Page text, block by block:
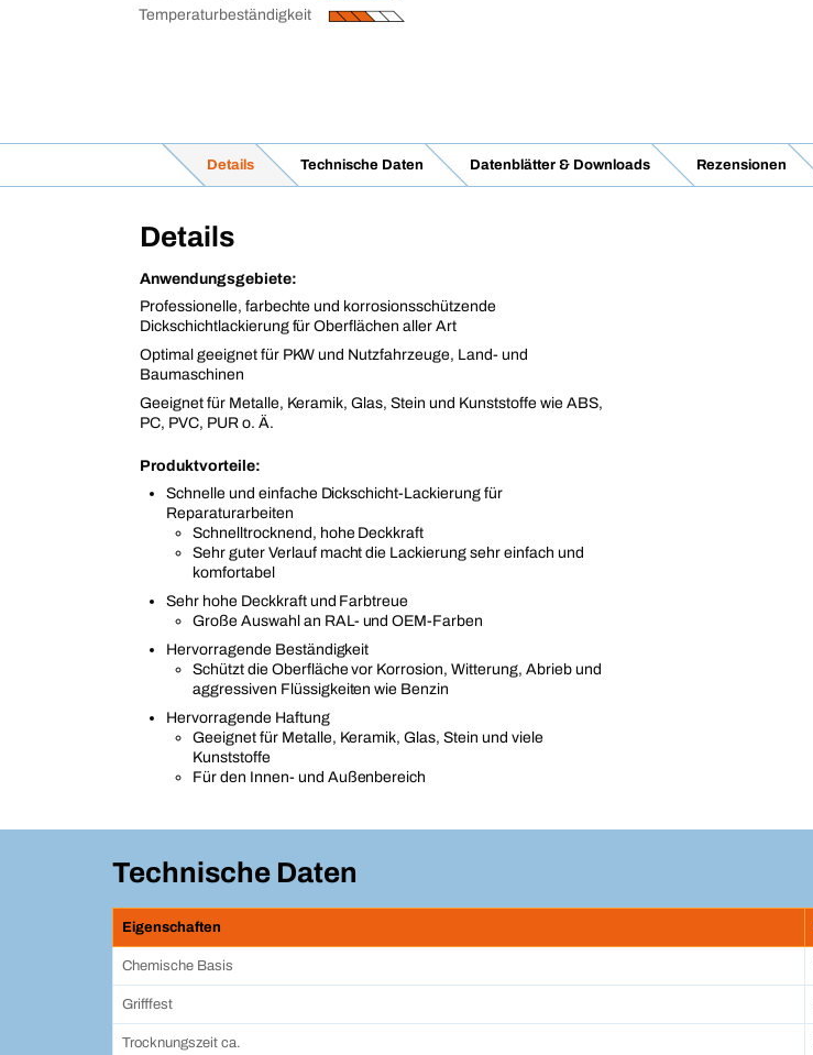
Temperaturbeständigkeit
Details Technische Daten Datenblätter & Downloads Rezensionen
Details
Anwendungsgebiete:
Professionelle, farbechte und korrosionsschützende
Dickschichtlackierung für Oberflächen aller Art
Optimal geeignet für PKW und Nutzfahrzeuge, Land- und
Baumaschinen
Geeignet für Metalle, Keramik, Glas, Stein und Kunststoffe wie ABS,
PC, PVC, PUR o. Ä.
Produktvorteile:
Schnelle und einfache Dickschicht-Lackierung für
Reparaturarbeiten
Schnelltrocknend, hohe Deckkraft
Sehr guter Verlauf macht die Lackierung sehr einfach und
komfortabel
Sehr hohe Deckkraft und Farbtreue
Große Auswahl an RAL- und OEM-Farben
Hervorragende Beständigkeit
Schützt die Oberfläche vor Korrosion, Witterung, Abrieb und
aggressiven Flüssigkeiten wie Benzin
Hervorragende Haftung
Geeignet für Metalle, Keramik, Glas, Stein und viele
Kunststoffe
Für den Innen- und Außenbereich
Technische Daten
Eigenschaften
Chemische Basis
Grifffest
Trocknungszeit ca.